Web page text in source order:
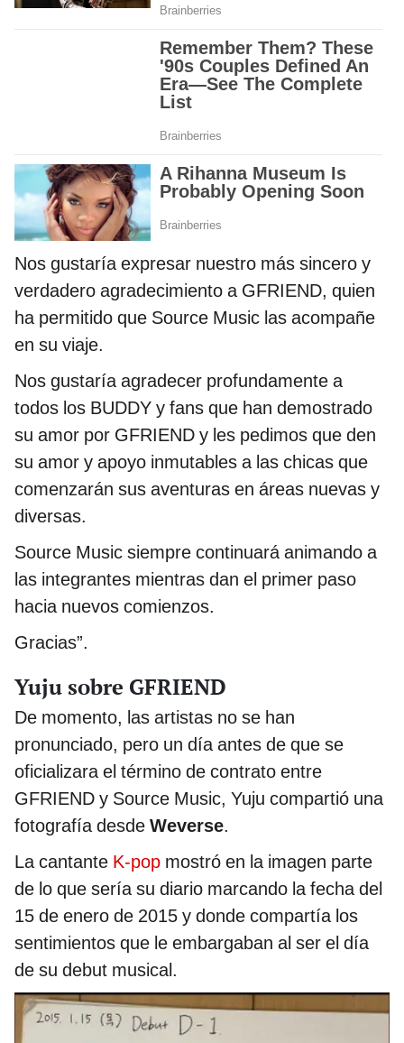
Nos gustaría expresar nuestro más sincero y
verdadero agradecimiento a GFRIEND, quien
ha permitido que Source Music las acompañe
en su viaje.
Nos gustaría agradecer profundamente a
todos los BUDDY y fans que han demostrado
su amor por GFRIEND y les pedimos que den
su amor y apoyo inmutables a las chicas que
comenzarán sus aventuras en áreas nuevas y
diversas.
Source Music siempre continuará animando a
las integrantes mientras dan el primer paso
hacia nuevos comienzos.
Gracias”.
Yuju sobre GFRIEND
De momento, las artistas no se han
pronunciado, pero un día antes de que se
oficializara el término de contrato entre
GFRIEND y Source Music, Yuju compartió una
fotografía desde Weverse.
La cantante K-pop mostró en la imagen parte
de lo que sería su diario marcando la fecha del
15 de enero de 2015 y donde compartía los
sentimientos que le embargaban al ser el día
de su debut musical.